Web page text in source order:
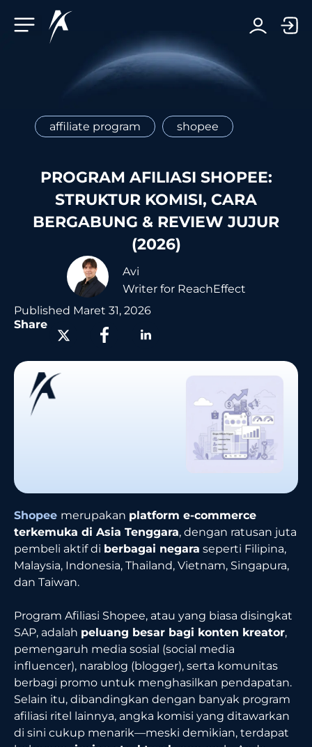
affiliate program shopee
PROGRAM AFILIASI SHOPEE:
STRUKTUR KOMISI, CARA
BERGABUNG & REVIEW JUJUR
(2026)
Avi
Writer for ReachEffect
Published Maret 31, 2026
Share
Shopee merupakan platform e-commerce
terkemuka di Asia Tenggara, dengan ratusan juta
pembeli aktif di berbagai negara seperti Filipina,
Malaysia, Indonesia, Thailand, Vietnam, Singapura,
dan Taiwan.
Program Afiliasi Shopee, atau yang biasa disingkat
SAP, adalah peluang besar bagi konten kreator,
pemengaruh media sosial (social media
influencer), narablog (blogger), serta komunitas
berbagi promo untuk menghasilkan pendapatan.
Selain itu, dibandingkan dengan banyak program
afiliasi ritel lainnya, angka komisi yang ditawarkan
di sini cukup menarik—meski demikian, terdapat